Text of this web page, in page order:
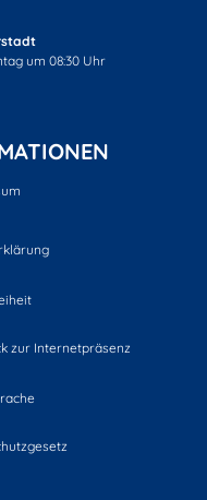
auszublenden
um 08:30 Uhr
zur Internetpräsenz